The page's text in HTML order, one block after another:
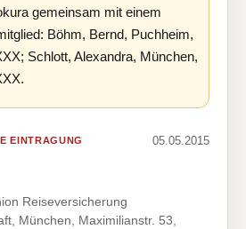
gemeinsam mit einem
Böhm, Bernd, Puchheim,
Schlott, Alexandra, München,
EINTRAGUNG 05.05.2015
Reiseversicherung
München, Maximilianstr. 53,